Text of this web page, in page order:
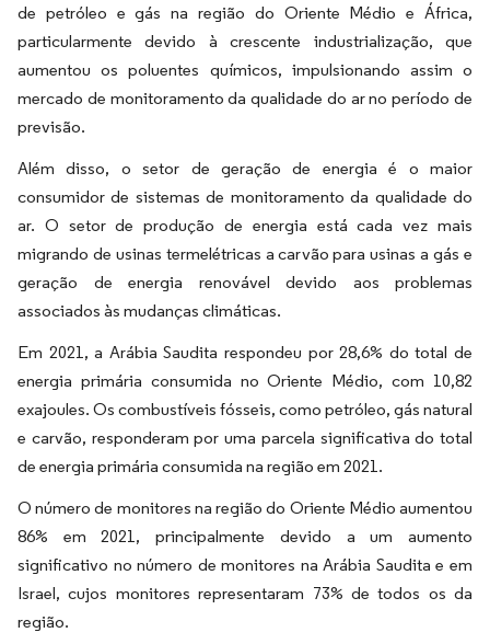
de petróleo e gás na região do Oriente Médio e África,
particularmente devido à crescente industrialização, que
aumentou os poluentes químicos, impulsionando assim o
mercado de monitoramento da qualidade do ar no período de
previsão.
Além disso, o setor de geração de energia é o maior
consumidor de sistemas de monitoramento da qualidade do
ar. O setor de produção de energia está cada vez mais
migrando de usinas termelétricas a carvão para usinas a gás e
geração de energia renovável devido aos problemas
associados às mudanças climáticas.
Em 2021, a Arábia Saudita respondeu por 28,6% do total de
energia primária consumida no Oriente Médio, com 10,82
exajoules. Os combustíveis fósseis, como petróleo, gás natural
e carvão, responderam por uma parcela significativa do total
de energia primária consumida na região em 2021.
O número de monitores na região do Oriente Médio aumentou
86% em 2021, principalmente devido a um aumento
significativo no número de monitores na Arábia Saudita e em
Israel, cujos monitores representaram 73% de todos os da
região.